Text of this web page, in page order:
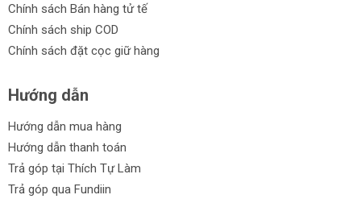
Chính sách Bán hàng tử tế
Chính sách ship COD
Chính sách đặt cọc giữ hàng
Hướng dẫn
Hướng dẫn mua hàng
Hướng dẫn thanh toán
Trả góp tại Thích Tự Làm
Trả góp qua Fundiin